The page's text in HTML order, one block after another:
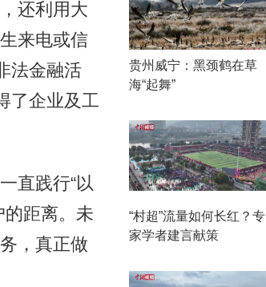
还利用大
来电或信
法金融活
了企业及工
直践行“以
的距离。未
，真正做
贵州威宁：黑颈鹤在草
海“起舞”
“村超”流量如何长红？专
家学者建言献策